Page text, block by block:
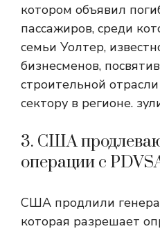
котором объявил
пассажиров, среди
семьи Уолтер,
бизнесменов,
строительной
сектору в регионе.
3. США
операции с
США продлили
которая разрешает